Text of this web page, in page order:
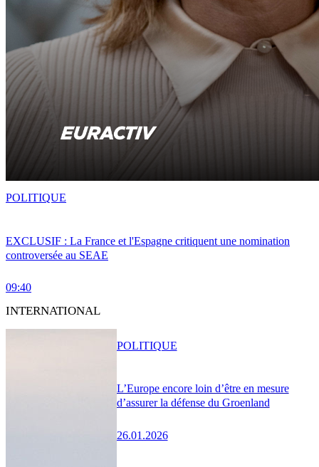
EXCLUSIF : La France et l'Espagne critiquent une nomination
controversée au SEAE
09:40
POLITIQUE
INTERNATIONAL
L’Europe encore loin d’être en mesure
d’assurer la défense du Groenland
26.01.2026
POLITIQUE